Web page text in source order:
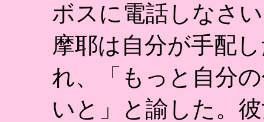
ボスに電話しなさ
摩耶は自分が手配
れ、「もっと自分
いと」と諭した。